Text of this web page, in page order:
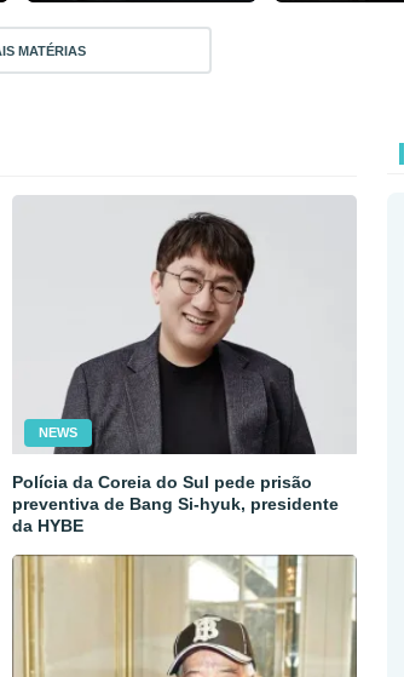
MATÉRIAS
NEWS
Polícia da Coreia do Sul pede prisão
preventiva de Bang Si-hyuk, presidente
da HYBE